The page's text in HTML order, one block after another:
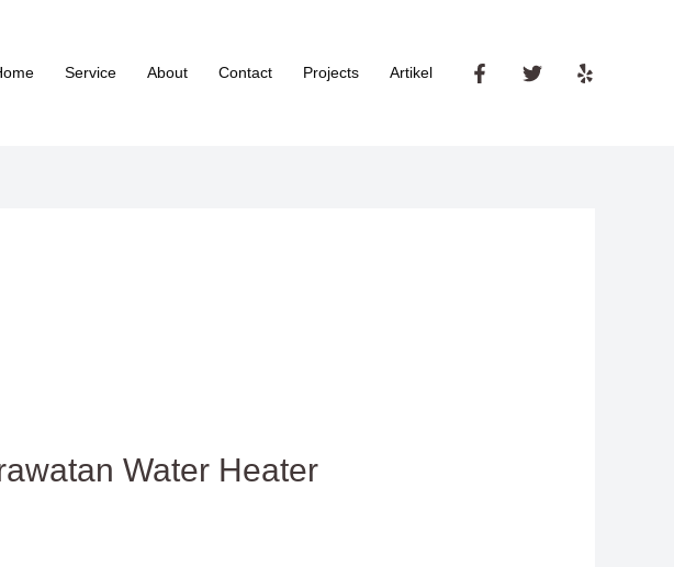
Service About Contact Projects Artikel
Water Heater